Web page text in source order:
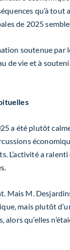
qu’à
de 2025
soutenue
vie et à
été plutôt
L’activité a
Mais M.
mais plutôt
qu’elles